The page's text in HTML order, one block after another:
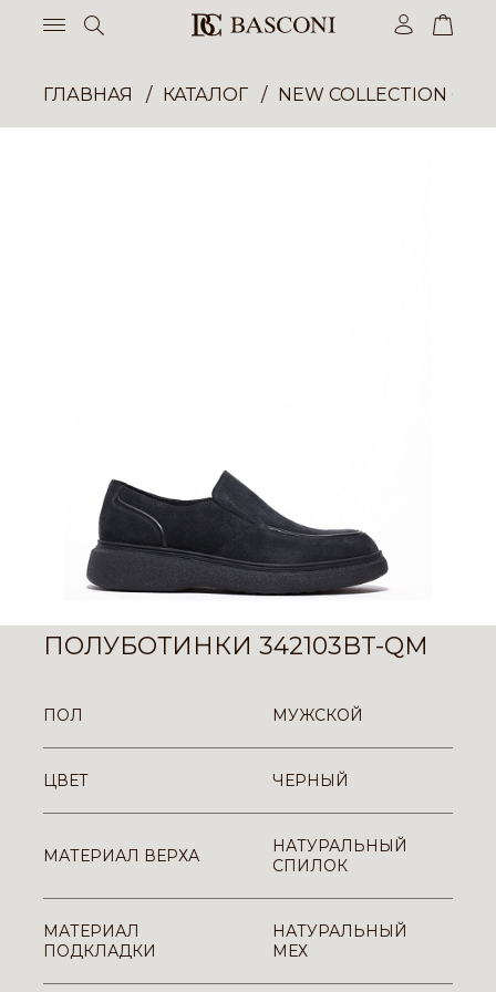
ГЛАВНАЯ КАТАЛОГ NEW COLLECTION
ПОЛУБОТИНКИ 342103BT-QM
ПОЛ МУЖСКОЙ
ЦВЕТ ЧЕРНЫЙ
МАТЕРИАЛ ВЕРХА
НАТУРАЛЬНЫЙ
СПИЛОК
МАТЕРИАЛ
ПОДКЛАДКИ
НАТУРАЛЬНЫЙ
МЕХ